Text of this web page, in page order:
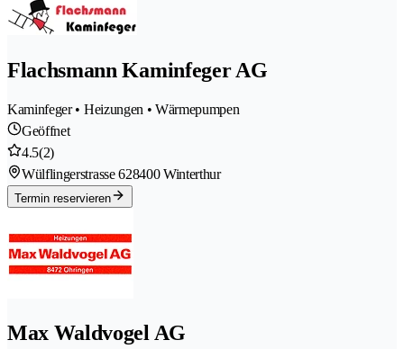
Flachsmann Kaminfeger AG
Kaminfeger • Heizungen • Wärmepumpen
Geöffnet
4.5(2)
Wülflingerstrasse 628400 Winterthur
Termin reservieren
Max Waldvogel AG